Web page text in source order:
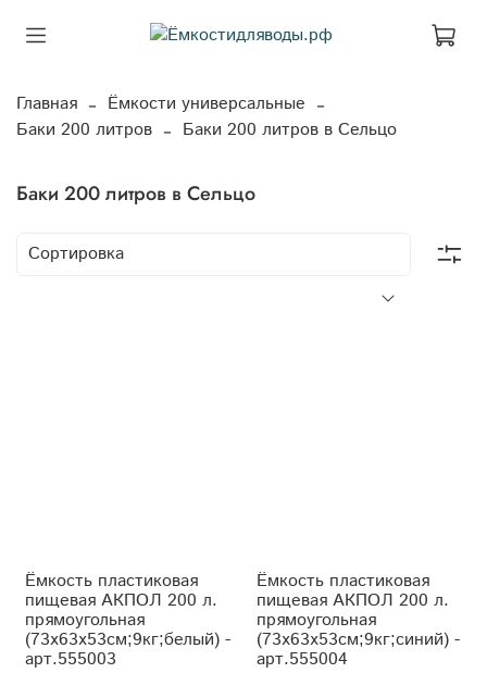
Главная
Ёмкости универсальные
Баки 200 литров
Баки 200 литров в Сельцо
Баки 200 литров в Сельцо
Ёмкость пластиковая
пищевая АКПОЛ 200 л.
прямоугольная
(73x63x53см;9кг;белый) -
арт.555003
Ёмкость пластиковая
пищевая АКПОЛ 200 л.
прямоугольная
(73x63x53см;9кг;синий) -
арт.555004